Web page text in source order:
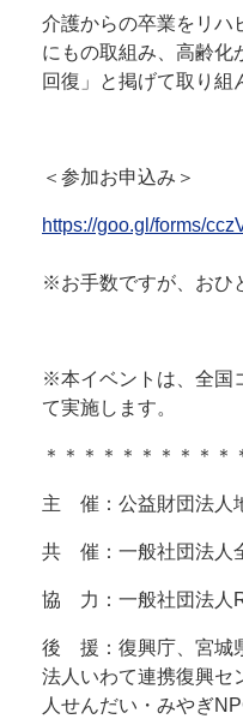
介護からの卒業をリハ
にもの取組み、高齢化
回復」と掲げて取り組
＜参加お申込み＞
https://goo.gl/forms/
※お手数ですが、おひ
※本イベントは、全国
て実施します。
＊＊＊＊＊＊＊＊＊
主 催：公益財団法人
共 催：一般社団法人
協 力：一般社団法人
後 援：復興庁、宮城
法人いわて連携復興セ
人せんだい・みやぎ